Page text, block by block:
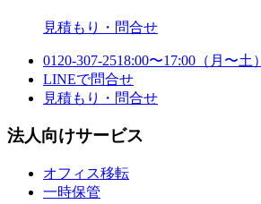
見積もり・問合せ
0120-307-2518:00〜17:00（月〜土）
LINEで問合せ
見積もり・問合せ
法人向けサービス
オフィス移転
一時保管